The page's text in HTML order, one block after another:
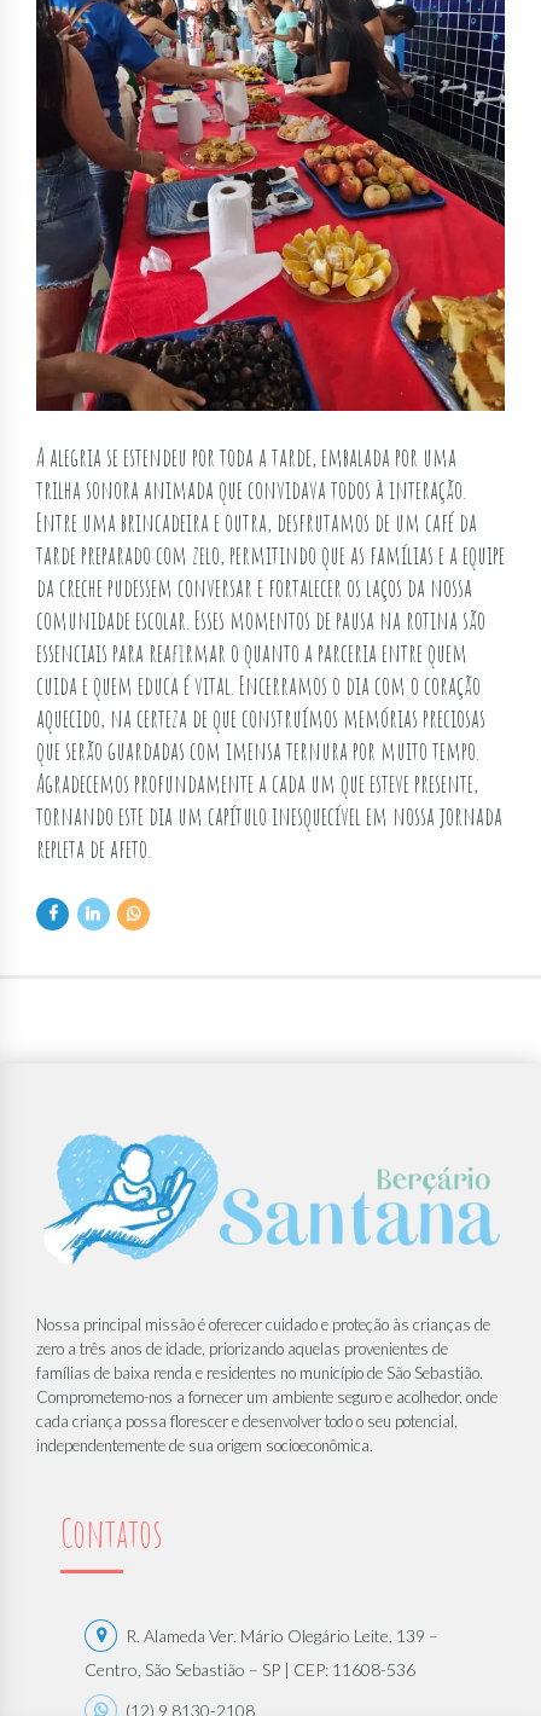
A alegria se estendeu por toda a tarde, embalada por uma
trilha sonora animada que convidava todos à interação.
Entre uma brincadeira e outra, desfrutamos de um café da
tarde preparado com zelo, permitindo que as famílias e a equipe
da creche pudessem conversar e fortalecer os laços da nossa
comunidade escolar. Esses momentos de pausa na rotina são
essenciais para reafirmar o quanto a parceria entre quem
cuida e quem educa é vital. Encerramos o dia com o coração
aquecido, na certeza de que construímos memórias preciosas
que serão guardadas com imensa ternura por muito tempo.
Agradecemos profundamente a cada um que esteve presente,
tornando este dia um capítulo inesquecível em nossa jornada
repleta de afeto.
Nossa principal missão é oferecer cuidado e proteção às crianças de
zero a três anos de idade, priorizando aquelas provenientes de
famílias de baixa renda e residentes no município de São Sebastião.
Comprometemo-nos a fornecer um ambiente seguro e acolhedor, onde
cada criança possa florescer e desenvolver todo o seu potencial,
independentemente de sua origem socioeconômica.
Contatos
R. Alameda Ver. Mário Olegário Leite, 139 –
Centro, São Sebastião – SP | CEP: 11608-536
(12) 9 8130-2108